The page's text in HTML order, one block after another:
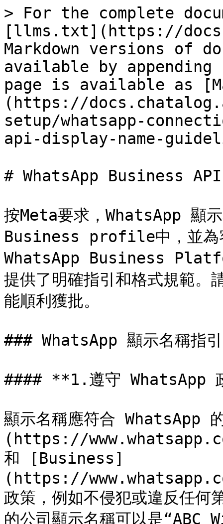
> For the complete
[llms.txt](https://
Markdown versions of
available by
page is available as
(https://
setup/whatsapp-
api-display-name-
# WhatsApp Business API
按Meta要求，WhatsApp 顯
Business profile中，並為
WhatsApp Business
提供了明確指引和格式規範。
能順利獲批。
### WhatsApp 顯示名稱指引
#### **1.遵守 WhatsApp
顯示名稱應符合 WhatsApp
(https://
和 [Business]
(https://
政策，例如不侵犯或違反任何
的公司顯示名稱可以是“ABC